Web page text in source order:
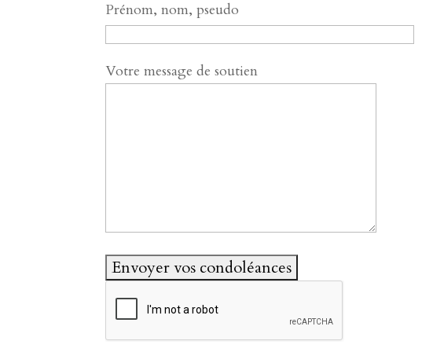
Prénom, nom, pseudo
Votre message de soutien